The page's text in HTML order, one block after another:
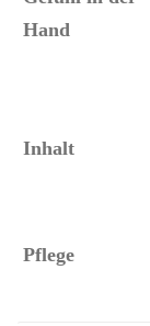
Hand
Inhalt
Pflege